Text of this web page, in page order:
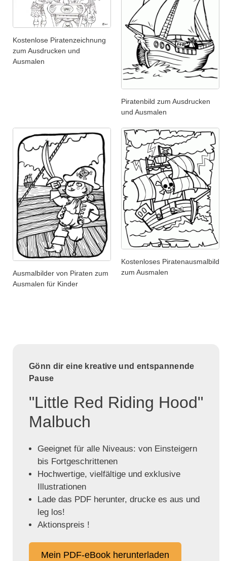
Kostenlose Piratenzeichnung
zum Ausdrucken und
Ausmalen
Piratenbild zum Ausdrucken
und Ausmalen
Ausmalbilder von Piraten zum
Ausmalen für Kinder
Kostenloses Piratenausmalbild
zum Ausmalen
Gönn dir eine kreative und entspannende
Pause
"Little Red Riding Hood"
Malbuch
Geeignet für alle Niveaus: von Einsteigern
bis Fortgeschrittenen
Hochwertige, vielfältige und exklusive
Illustrationen
Lade das PDF herunter, drucke es aus und
leg los!
Aktionspreis !
Mein PDF-eBook herunterladen